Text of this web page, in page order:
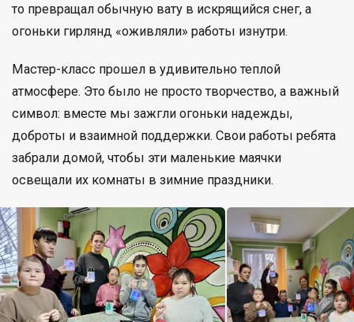
то превращал обычную вату в искрящийся снег, а
огоньки гирлянд «оживляли» работы изнутри.
Мастер-класс прошел в удивительно теплой
атмосфере. Это было не просто творчество, а важный
символ: вместе мы зажгли огоньки надежды,
доброты и взаимной поддержки. Свои работы ребята
забрали домой, чтобы эти маленькие маячки
освещали их комнаты в зимние праздники.